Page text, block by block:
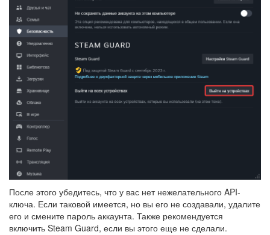
После этого убедитесь, что у вас нет нежелательного API-
ключа. Если таковой имеется, но вы его не создавали, удалите
его и смените пароль аккаунта. Также рекомендуется
включить Steam Guard, если вы этого еще не сделали.